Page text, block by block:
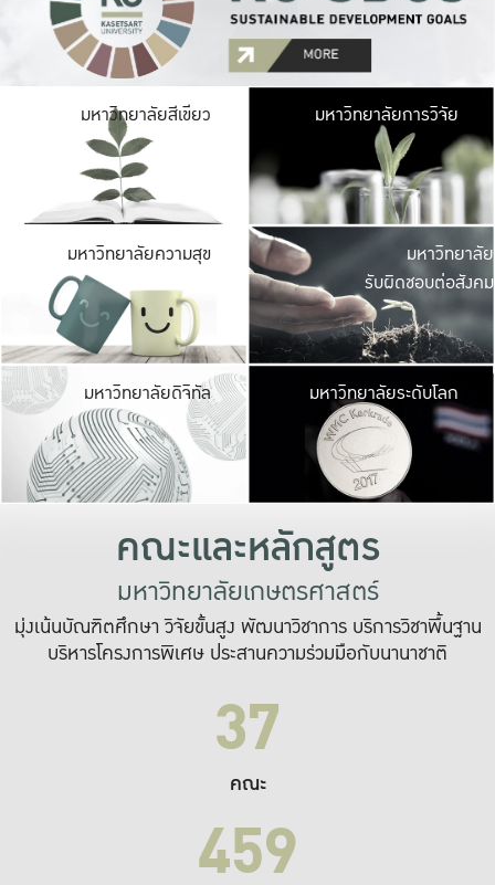
มหาวิทยาลัยสีเขียว มหาวิ
มีพื้นที่เขียวสดใส
เป็นป่าในเมือง เกษต
มหาวิทยาลัยการวิจัย
มหาวิทยาลัยความสุข มหาวิ
ค
เปิดประ
และพบเรื่องราวใ
มหาวิทยาลัย
รับผิดชอบต่อสังคม
มหาวิทยาลัยดิจิทัล มหาวิ
เปลี่ยนแปลง แล
เพื่อทำง
ระบบสารสนเทศ
มหาวิทยาลัยระดับโลก
คณะและหลักสูตร
มหาวิทยาลัยเกษตรศาสตร์
มุ่งเน้นบัณฑิตศึกษา วิจัยขั้นสูง พัฒนาวิชาการ บริการวิชาพื้นฐาน
บริหารโครงการพิเศษ ประสานความร่วมมือกับนานาชาติ
37
คณะ
459